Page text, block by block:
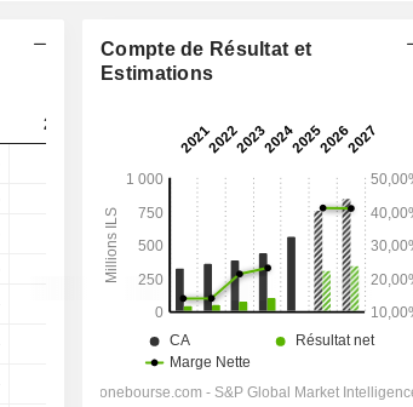
2025 2027
30,32%
8 788 11 453 11 453
125,06% 30,32% 0%
41,8x 35,9x
-
- 2,2x
Compte de Résultat et
Estimations